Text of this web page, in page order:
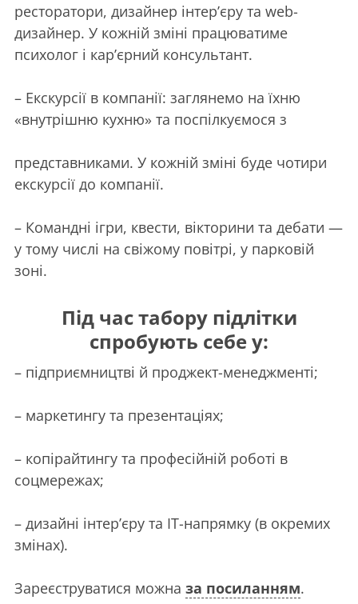
ресторатори, дизайнер інтер’єру та web-
дизайнер. У кожній зміні працюватиме
психолог і кар’єрний консультант.
– Екскурсії в компанії: заглянемо на їхню
«внутрішню кухню» та поспілкуємося з
представниками. У кожній зміні буде чотири
екскурсії до компанії.
– Командні ігри, квести, вікторини та дебати —
у тому числі на свіжому повітрі, у парковій
зоні.
Під час табору підлітки
спробують себе у:
– підприємництві й проджект-менеджменті;
– маркетингу та презентаціях;
– копірайтингу та професійній роботі в
соцмережах;
– дизайні інтер’єру та IT-напрямку (в окремих
змінах).
Зареєструватися можна за посиланням.